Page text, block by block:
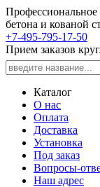
Профессиональное
бетона и кованой
+7-495-795-17-50
Прием заказов
Каталог
О нас
Оплата
Доставка
Установка
Под заказ
Вопросы-
Наш адрес